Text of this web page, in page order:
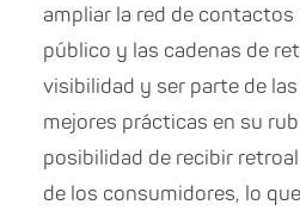
ampliar la red de
público y las cadenas de
visibilidad y ser parte de
mejores prácticas en su
posibilidad de recibir
de los consumidores, lo